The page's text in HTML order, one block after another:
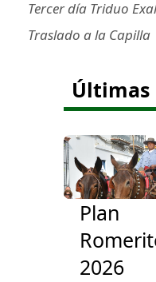
Tercer día Triduo
Traslado a la Capilla
Últimas
Plan
2026